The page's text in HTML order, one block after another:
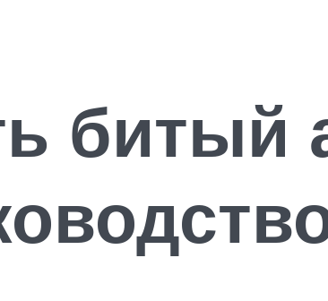
битый